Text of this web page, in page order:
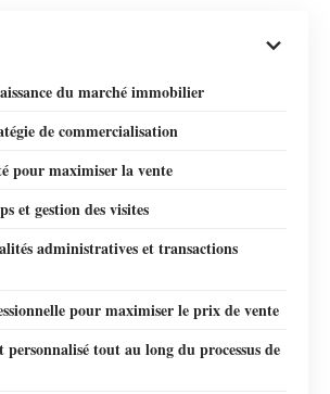
du marché immobilier
de commercialisation
pour maximiser la vente
et gestion des visites
administratives et transactions
pour maximiser le prix de vente
personnalisé tout au long du processus de